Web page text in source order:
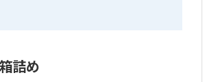
詰め